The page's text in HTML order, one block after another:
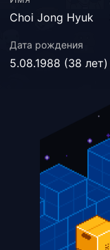
Choi Jong Hyuk
Дата рождения
5.08.1988 (38 лет)